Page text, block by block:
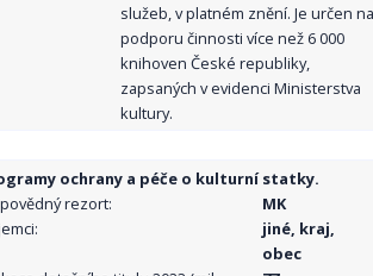
služeb, v platném znění. Je určen na
podporu činnosti více než 6 000
knihoven České republiky,
zapsaných v evidenci Ministerstva
kultury.
ochrany a péče o kulturní statky.
rezort:
MK
jiné, kraj,
obec